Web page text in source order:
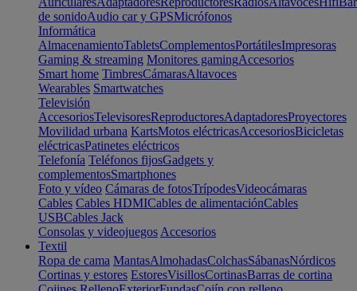
de sonidoAudio car y GPSMicrófonos
Informática
AlmacenamientoTabletsComplementosPortátilesImpresoras
Gaming & streaming Monitores gamingAccesorios
Smart home TimbresCámarasAltavoces
Wearables Smartwatches
Televisión
AccesoriosTelevisoresReproductoresAdaptadoresProyectores
Movilidad urbana KartsMotos eléctricasAccesoriosBicicletas
eléctricasPatinetes eléctricos
Telefonía Teléfonos fijosGadgets y
complementosSmartphones
Foto y vídeo Cámaras de fotosTrípodesVideocámaras
Cables Cables HDMICables de alimentaciónCables
USBCables Jack
Consolas y videojuegos Accesorios
Textil
Ropa de cama MantasAlmohadasColchasSábanasNórdicos
Cortinas y estores EstoresVisillosCortinasBarras de cortina